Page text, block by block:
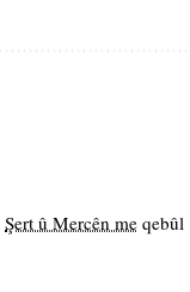
Şert û Mercên me qebûl